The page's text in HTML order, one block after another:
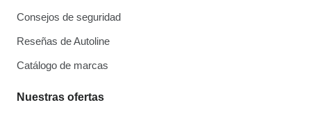
Consejos de seguridad
Reseñas de Autoline
Catálogo de marcas
Nuestras ofertas